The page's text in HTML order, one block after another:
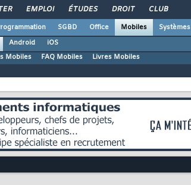
EMPLOI ÉTUDES DROIT CLUB
SGBD Office Mobiles
Systèmes
Android
iOS
Mobiles FAQ Mobiles Livres Mobiles